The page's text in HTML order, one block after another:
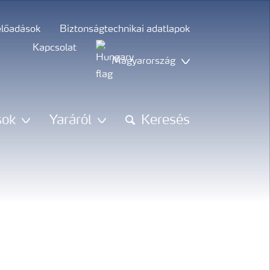
Biztonságtechnikai adatlapok
Kapcsolat
Magyarország
Yaráról Keresés